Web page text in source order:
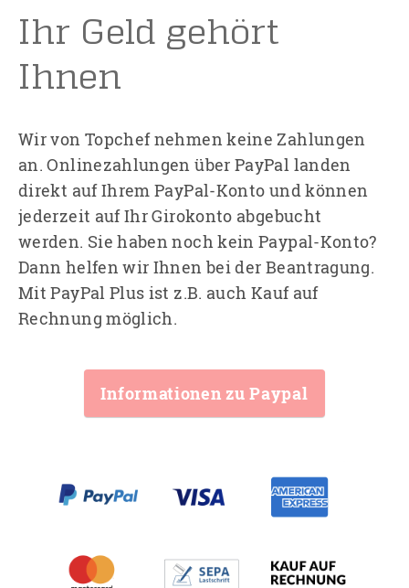
Ihr Geld gehört
Ihnen
Wir von Topchef nehmen keine Zahlungen
an. Onlinezahlungen über PayPal landen
direkt auf Ihrem PayPal-Konto und können
jederzeit auf Ihr Girokonto abgebucht
werden. Sie haben noch kein Paypal-Konto?
Dann helfen wir Ihnen bei der Beantragung.
Mit PayPal Plus ist z.B. auch Kauf auf
Rechnung möglich.
Informationen zu Paypal